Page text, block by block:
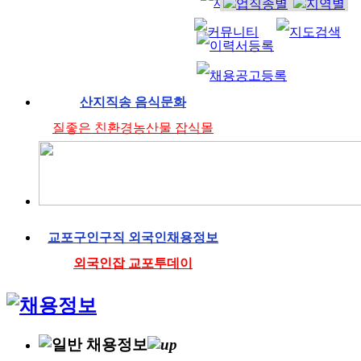
산지직송 음식문화
질좋은 친환경농산물 잡식몰
교포구인구직 외국인채용정보
외국인잡 교포투데이